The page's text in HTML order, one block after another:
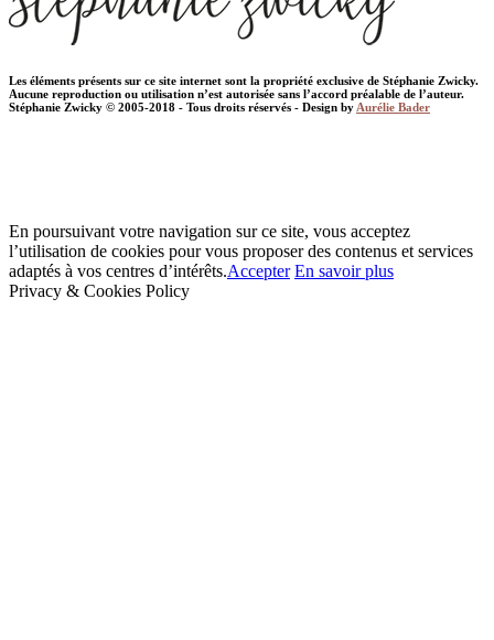
Les éléments présents sur ce site internet sont la propriété exclusive de Stéphanie Zwicky.
Aucune reproduction ou utilisation n’est autorisée sans l’accord préalable de l’auteur.
Stéphanie Zwicky © 2005-2018 - Tous droits réservés - Design by Aurélie Bader
En poursuivant votre navigation sur ce site, vous acceptez
l’utilisation de cookies pour vous proposer des contenus et services
adaptés à vos centres d’intérêts.Accepter En savoir plus
Privacy & Cookies Policy